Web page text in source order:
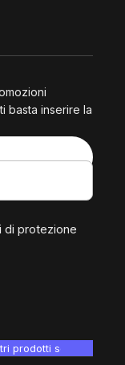
basta inserire la
di protezione
prodotti sono testati